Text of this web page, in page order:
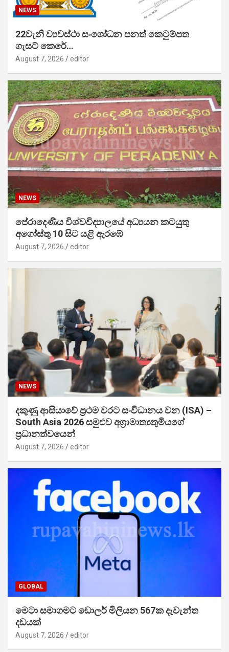
NEWS
22වැනි ව්‍යවස්ථා සංශෝධන පනත් කෙටුම්පත
ගැසට් කෙරේ…
August 7, 2026 editor
NEWS
පේරාදෙණිය විශ්වවිද්‍යාලයේ අධ්‍යයන කටයුතු
අගෝස්තු 10 සිට යළි ඇරඹේ
August 7, 2026 editor
NEWS
දකුණු ආසියාවේ ප්‍රථම වරට සංවිධානය වන (ISA) –
South Asia 2026 සමුළුව අග්‍රාමාත්‍යතුමියගේ
ප්‍රධානත්වයෙන්
August 7, 2026 editor
GLOBAL
මෙටා සමාගමට ඩොලර් මිලියන 567ක දැවැන්ත
දඩයක්
August 7, 2026 editor